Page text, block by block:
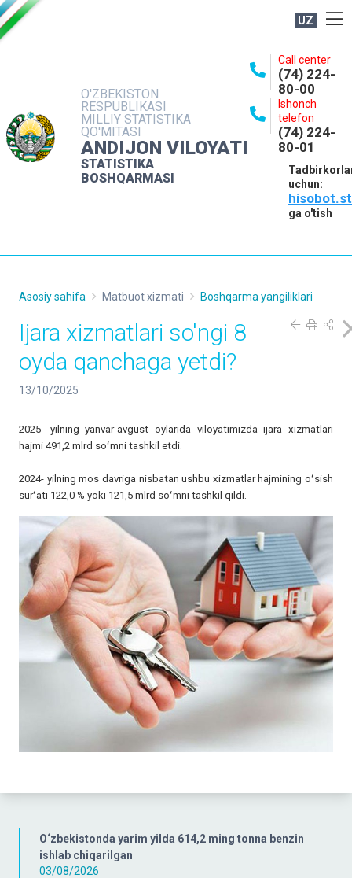
UZ
O'ZBEKISTON
RESPUBLIKASI
MILLIY STATISTIKA
QO'MITASI
ANDIJON VILOYATI
STATISTIKA
BOSHQARMASI
Call center
(74) 224-
80-00
Ishonch
telefon
(74) 224-
80-01
uchun:
ga o'tish
NASHRLAR
INTERAKTIV XIZMATLAR
MATBUOT XIZMATI
MUROJAATLAR
O‘zbekistonda yarim yilda 614,2 ming tonna benzin
ishlab chiqarilgan
03/08/2026
Asosiy sahifa Matbuot xizmati Boshqarma yangiliklari
Ijara xizmatlari so'ngi 8
oyda qanchaga yetdi?
13/10/2025
2025- yilning yanvar-avgust oylarida viloyatimizda ijara xizmatlari
hajmi 491,2 mlrd soʻmni tashkil etdi.
2024- yilning mos davriga nisbatan ushbu xizmatlar hajmining oʻsish
surʻati 122,0 % yoki 121,5 mlrd soʻmni tashkil qildi.